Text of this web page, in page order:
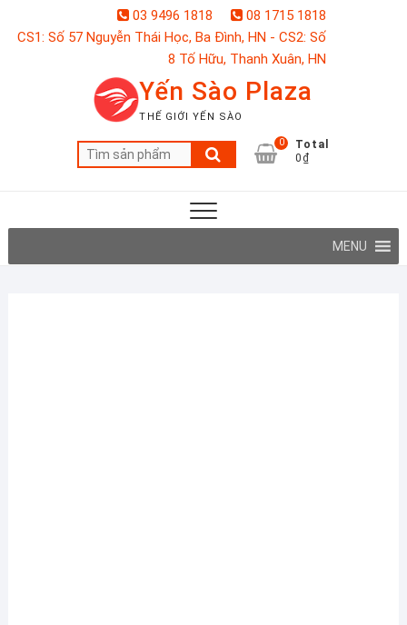
03 9496 1818
08 1715 1818
CS1: Số 57 Nguyễn Thái Học, Ba Đình, HN - CS2: Số
8 Tố Hữu, Thanh Xuân, HN
Yến Sào Plaza
THẾ GIỚI YẾN SÀO
Tìm
kiếm:
0
Total
0₫
MENU